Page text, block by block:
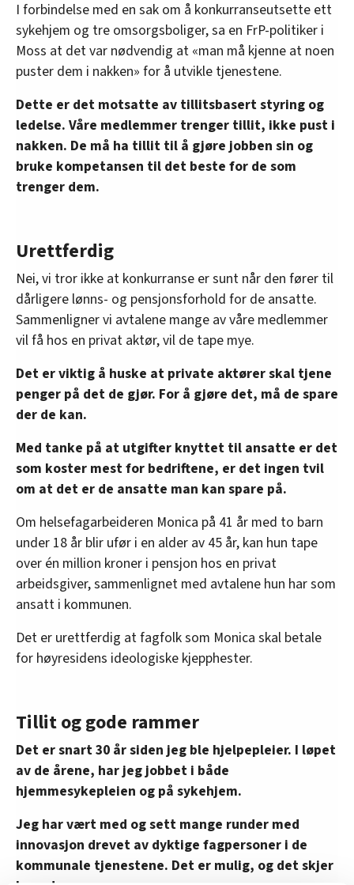
I forbindelse med en sak om å konkurranseutsette ett
sykehjem og tre omsorgsboliger, sa en FrP-politiker i
Moss at det var nødvendig at «man må kjenne at noen
puster dem i nakken» for å utvikle tjenestene.
Dette er det motsatte av tillitsbasert styring og
ledelse. Våre medlemmer trenger tillit, ikke pust i
nakken. De må ha tillit til å gjøre jobben sin og
bruke kompetansen til det beste for de som
trenger dem.
Urettferdig
Nei, vi tror ikke at konkurranse er sunt når den fører til
dårligere lønns- og pensjonsforhold for de ansatte.
Sammenligner vi avtalene mange av våre medlemmer
vil få hos en privat aktør, vil de tape mye.
Det er viktig å huske at private aktører skal tjene
penger på det de gjør. For å gjøre det, må de spare
der de kan.
Med tanke på at utgifter knyttet til ansatte er det
som koster mest for bedriftene, er det ingen tvil
om at det er de ansatte man kan spare på.
Om helsefagarbeideren Monica på 41 år med to barn
under 18 år blir ufør i en alder av 45 år, kan hun tape
over én million kroner i pensjon hos en privat
arbeidsgiver, sammenlignet med avtalene hun har som
ansatt i kommunen.
Det er urettferdig at fagfolk som Monica skal betale
for høyresidens ideologiske kjepphester.
Tillit og gode rammer
Det er snart 30 år siden jeg ble hjelpepleier. I løpet
av de årene, har jeg jobbet i både
hjemmesykepleien og på sykehjem.
Jeg har vært med og sett mange runder med
innovasjon drevet av dyktige fagpersoner i de
kommunale tjenestene. Det er mulig, og det skjer